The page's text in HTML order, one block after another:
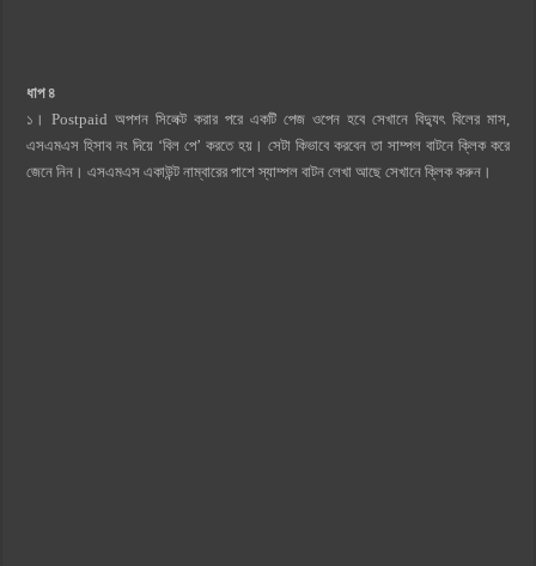
ধাপ ৪
১। Postpaid অপশন সিলেক্ট করার পরে একটি পেজ ওপেন হবে সেখানে বিদ্যুৎ বিলের মাস,
এসএমএস হিসাব নং দিয়ে ‘বিল পে’ করতে হয়। সেটা কিভাবে করবেন তা সাম্পল বাটনে ক্লিক করে
জেনে নিন। এসএমএস একাউন্ট নাম্বারের পাশে স্যাম্পল বাটন লেখা আছে সেখানে ক্লিক করুন।